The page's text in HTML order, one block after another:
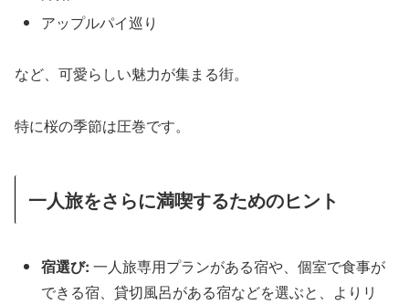
アップルパイ巡り
など、可愛らしい魅力が集まる街。
特に桜の季節は圧巻です。
一人旅をさらに満喫するためのヒント
宿選び: 一人旅専用プランがある宿や、個室で食事が
できる宿、貸切風呂がある宿などを選ぶと、よりリ